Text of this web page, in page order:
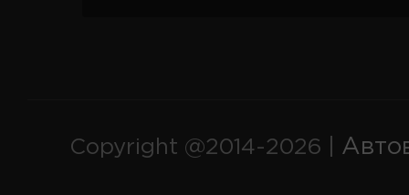
Copyright @2014-2026 |